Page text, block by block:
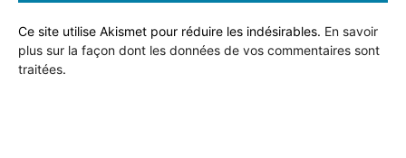
Ce site utilise Akismet pour réduire les indésirables. En savoir
plus sur la façon dont les données de vos commentaires sont
traitées.